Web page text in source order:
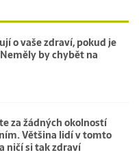
o vaše zdraví, pokud je
by chybět na
za žádných okolností
Většina lidí v tomto
ničí si tak zdraví